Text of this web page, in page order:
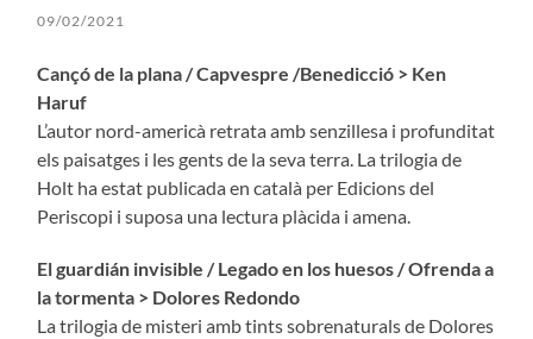
09/02/2021
Cançó de la plana / Capvespre /Benedicció > Ken
Haruf
L’autor nord-americà retrata amb senzillesa i profunditat
els paisatges i les gents de la seva terra. La trilogia de
Holt ha estat publicada en català per Edicions del
Periscopi i suposa una lectura plàcida i amena.
El guardián invisible / Legado en los huesos / Ofrenda a
la tormenta > Dolores Redondo
La trilogia de misteri amb tints sobrenaturals de Dolores